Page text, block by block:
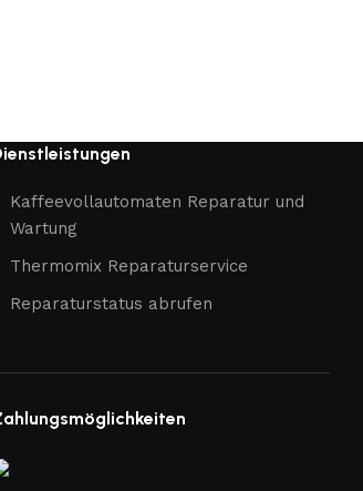
Kaffeevollautomaten Reparatur und
Wartung
Thermomix Reparaturservice
Reparaturstatus abrufen